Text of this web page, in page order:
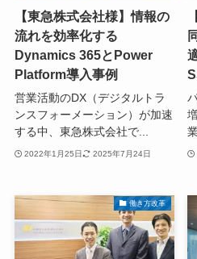
【東急株式会社様】情報の
流れを効率化する
Dynamics 365とPower
Platform導入事例
営業活動のDX（デジタルトラ
ンスフォーメーション）が加速
する中、東急株式会社で...
2022年1月25日 2025年7月24日
働き方改革